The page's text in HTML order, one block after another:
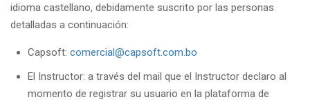
idioma castellano, debidamente suscrito por las personas
detalladas a continuación:
Capsoft: comercial@capsoft.com.bo
El Instructor: a través del mail que el Instructor declaro al
momento de registrar su usuario en la plataforma de